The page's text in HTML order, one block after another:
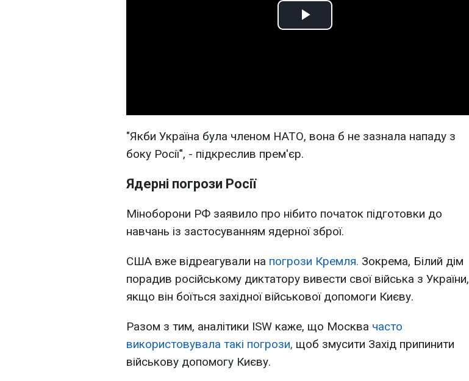
Play
"Якби Україна була членом НАТО, вона б не зазнала нападу з
боку Росії", - підкреслив прем'єр.
Ядерні погрози Росії
Міноборони РФ заявило про нібито початок підготовки до
навчань із застосуванням ядерної зброї.
США вже відреагували на погрози Кремля. Зокрема, Білий дім
порадив російському диктатору вивести свої війська з України,
якщо він боїться західної військової допомоги Києву.
Разом з тим, аналітики ISW каже, що Москва часто
використовувала такі погрози, щоб змусити Захід припинити
військову допомогу Києву.